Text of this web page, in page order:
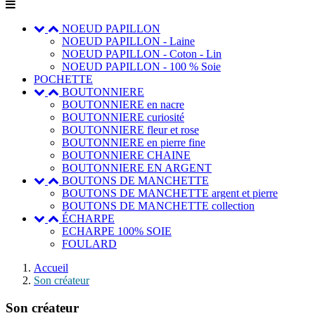
NOEUD PAPILLON
NOEUD PAPILLON - Laine
NOEUD PAPILLON - Coton - Lin
NOEUD PAPILLON - 100 % Soie
POCHETTE
BOUTONNIERE
BOUTONNIERE en nacre
BOUTONNIERE curiosité
BOUTONNIERE fleur et rose
BOUTONNIERE en pierre fine
BOUTONNIERE CHAINE
BOUTONNIERE EN ARGENT
BOUTONS DE MANCHETTE
BOUTONS DE MANCHETTE argent et pierre
BOUTONS DE MANCHETTE collection
ÉCHARPE
ECHARPE 100% SOIE
FOULARD
Accueil
Son créateur
Son créateur